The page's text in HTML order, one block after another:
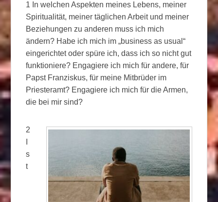
1 In welchen Aspekten meines Lebens, meiner
Spiritualität, meiner täglichen Arbeit und meiner
Beziehungen zu anderen muss ich mich
ändern? Habe ich mich im „business as usual“
eingerichtet oder spüre ich, dass ich so nicht gut
funktioniere? Engagiere ich mich für andere, für
Papst Franziskus, für meine Mitbrüder im
Priesteramt? Engagiere ich mich für die Armen,
die bei mir sind?
2
s
t